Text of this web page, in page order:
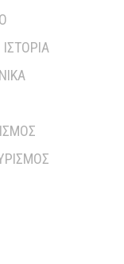
ΙΣΤΟΡΊΑ